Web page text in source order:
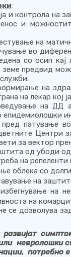
:
и контрола на
и
на
во
со осип
предвид
на
на лекар кој
на ДД
епидемиолошки
пред патување
Центри
за вектор
од убоди
на репеленти
облека со
на
избегнување на
на
се дозволува
развијат
невролошки
потребно